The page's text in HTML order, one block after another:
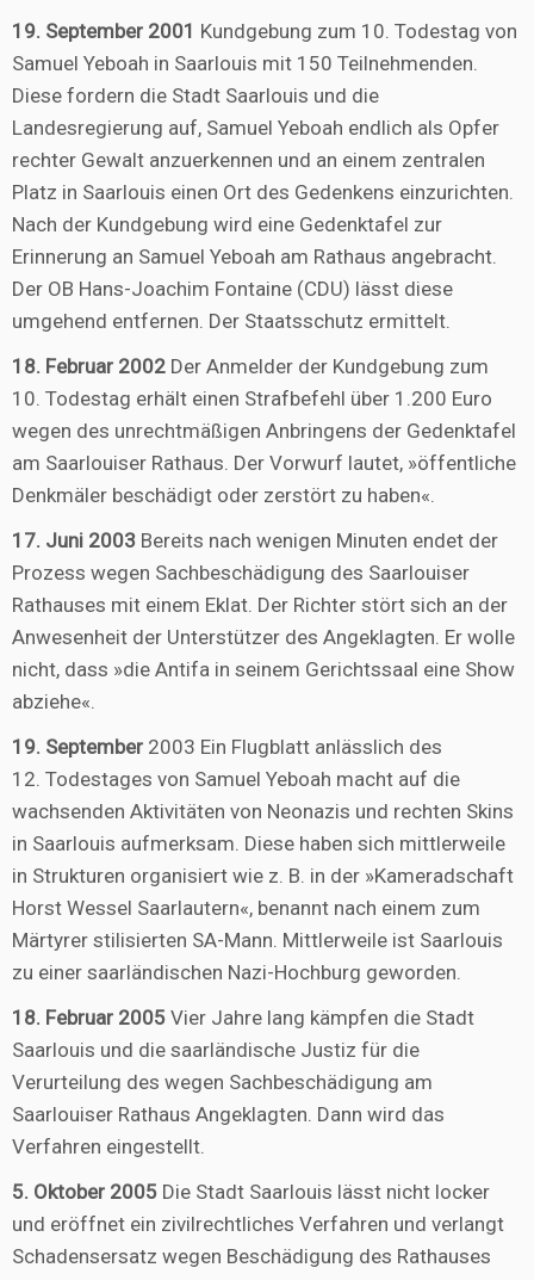
19. September 2001 Kundgebung zum 10. Todestag von
Samuel Yeboah in Saarlouis mit 150 Teilnehmenden.
Diese fordern die Stadt Saarlouis und die
Landesregierung auf, Samuel Yeboah endlich als Opfer
rechter Gewalt anzuerkennen und an einem zentralen
Platz in Saarlouis einen Ort des Gedenkens einzurichten.
Nach der Kundgebung wird eine Gedenktafel zur
Erinnerung an Samuel Yeboah am Rathaus angebracht.
Der OB Hans-Joachim Fontaine (CDU) lässt diese
umgehend entfernen. Der Staatsschutz ermittelt.
18. Februar 2002 Der Anmelder der Kundgebung zum
10. Todestag erhält einen Strafbefehl über 1.200 Euro
wegen des unrechtmäßigen Anbringens der Gedenktafel
am Saarlouiser Rathaus. Der Vorwurf lautet, »öffentliche
Denkmäler beschädigt oder zerstört zu haben«.
17. Juni 2003 Bereits nach wenigen Minuten endet der
Prozess wegen Sachbeschädigung des Saarlouiser
Rathauses mit einem Eklat. Der Richter stört sich an der
Anwesenheit der Unterstützer des Angeklagten. Er wolle
nicht, dass »die Antifa in seinem Gerichtssaal eine Show
abziehe«.
19. September 2003 Ein Flugblatt anlässlich des
12. Todestages von Samuel Yeboah macht auf die
wachsenden Aktivitäten von Neonazis und rechten Skins
in Saarlouis aufmerksam. Diese haben sich mittlerweile
in Strukturen organisiert wie z. B. in der »Kameradschaft
Horst Wessel Saarlautern«, benannt nach einem zum
Märtyrer stilisierten SA-Mann. Mittlerweile ist Saarlouis
zu einer saarländischen Nazi-Hochburg geworden.
18. Februar 2005 Vier Jahre lang kämpfen die Stadt
Saarlouis und die saarländische Justiz für die
Verurteilung des wegen Sachbeschädigung am
Saarlouiser Rathaus Angeklagten. Dann wird das
Verfahren eingestellt.
5. Oktober 2005 Die Stadt Saarlouis lässt nicht locker
und eröffnet ein zivilrechtliches Verfahren und verlangt
Schadensersatz wegen Beschädigung des Rathauses